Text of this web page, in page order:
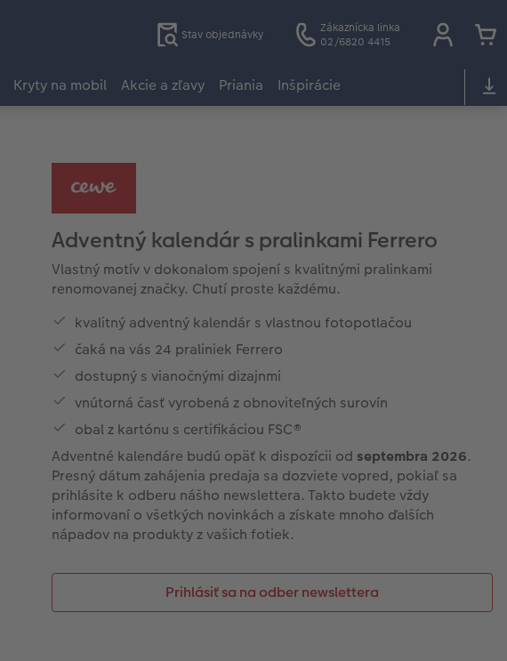
Stav objednávky
Zákaznícka linka
02/6820 4415
Kryty na mobil Akcie a zľavy Priania Inšpirácie
Adventný kalendár s pralinkami Ferrero
Vlastný motív v dokonalom spojení s kvalitnými pralinkami
renomovanej značky. Chutí proste každému.
kvalitný adventný kalendár s vlastnou fotopotlačou
čaká na vás 24 praliniek Ferrero
dostupný s vianočnými dizajnmi
vnútorná časť vyrobená z obnoviteľných surovín
obal z kartónu s certifikáciou FSC®
Adventné kalendáre budú opäť k dispozícii od septembra 2026.
Presný dátum zahájenia predaja sa dozviete vopred, pokiaľ sa
prihlásite k odberu nášho newslettera. Takto budete vždy
informovaní o všetkých novinkách a získate mnoho ďalších
nápadov na produkty z vašich fotiek.
Prihlásiť sa na odber newslettera